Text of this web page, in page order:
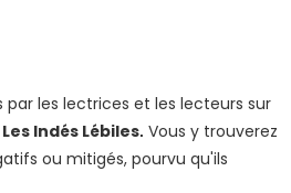
par les lectrices et les lecteurs sur
Les Indés Lébiles. Vous y trouverez
ou mitigés, pourvu qu'ils